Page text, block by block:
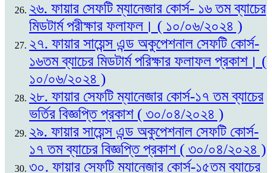
২৬. ফায়ার সেফটি ম্যানেজার কোর্স- ১৬ তম ব্যাচের
মিডটার্ম পরীক্ষার ফলাফল। ( ১০/০৬/২০২৪ )
২৭. ফায়ার সায়েন্স এন্ড অকুপেশনাল সেফটি কোর্স-
১৬তম ব্যাচের মিডটার্ম পরিক্ষার ফলাফল প্রকাশ। (
১০/০৬/২০২৪ )
২৮. ফায়ার সেফটি ম্যানেজার কোর্স-১৭ তম ব্যাচের
ভর্তির বিজ্ঞপ্তি প্রকাশ ( ৩০/০৪/২০২৪ )
২৯. ফায়ার সায়েন্স এন্ড অকুপেশনাল সেফটি কোর্স-
১৭ তম ব্যাচের বিজ্ঞপ্তি প্রকাশ ( ৩০/০৪/২০২৪ )
৩০. ফায়ার সেফটি ম্যানেজার কোর্স-১৫তম ব্যাচের